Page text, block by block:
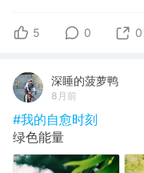
5 0 0
深睡的菠萝鸭
8月前
#我的自愈时刻
绿色能量